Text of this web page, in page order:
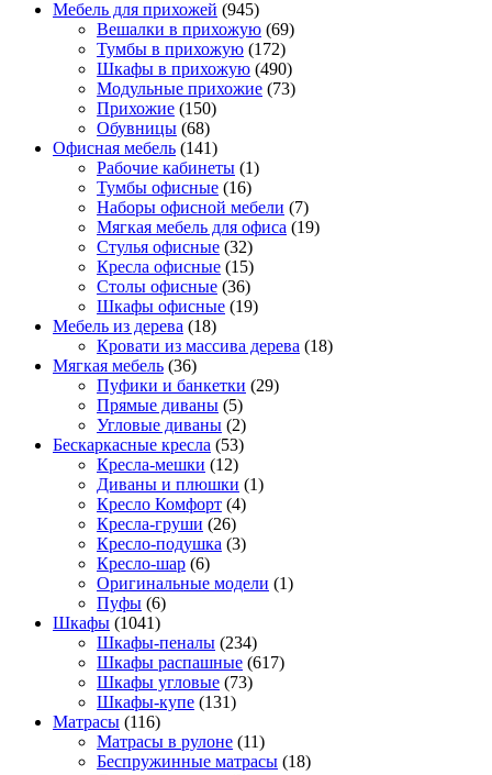
Мебель для прихожей (945)
Вешалки в прихожую (69)
Тумбы в прихожую (172)
Шкафы в прихожую (490)
Модульные прихожие (73)
Прихожие (150)
Обувницы (68)
Офисная мебель (141)
Рабочие кабинеты (1)
Тумбы офисные (16)
Наборы офисной мебели (7)
Мягкая мебель для офиса (19)
Стулья офисные (32)
Кресла офисные (15)
Столы офисные (36)
Шкафы офисные (19)
Мебель из дерева (18)
Кровати из массива дерева (18)
Мягкая мебель (36)
Пуфики и банкетки (29)
Прямые диваны (5)
Угловые диваны (2)
Бескаркасные кресла (53)
Кресла-мешки (12)
Диваны и плюшки (1)
Кресло Комфорт (4)
Кресла-груши (26)
Кресло-подушка (3)
Кресло-шар (6)
Оригинальные модели (1)
Пуфы (6)
Шкафы (1041)
Шкафы-пеналы (234)
Шкафы распашные (617)
Шкафы угловые (73)
Шкафы-купе (131)
Матрасы (116)
Матрасы в рулоне (11)
Беспружинные матрасы (18)